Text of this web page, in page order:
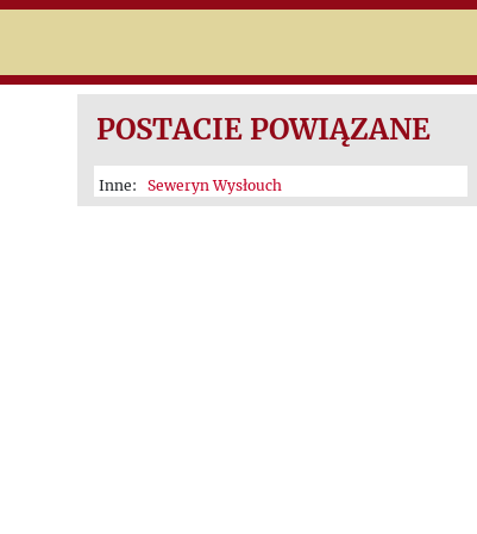
POSTACIE POWIĄZANE
Inne: Seweryn Wysłouch